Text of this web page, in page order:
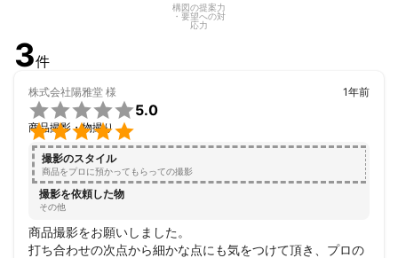
構図の提案力
・要望への対
応力
3件
株式会社陽雅堂 様


5.0
商品撮影・物撮り
1年前
撮影のスタイル
商品をプロに預かってもらっての撮影
撮影を依頼した物
その他
商品撮影をお願いしました。
打ち合わせの次点から細かな点にも気をつけて頂き、プロの